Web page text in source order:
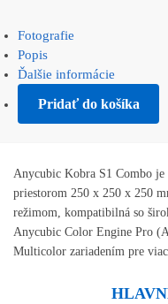
Fotografie
Popis
Ďalšie informácie
Pridať do košíka
Anycubic Kobra S1 Combo
priestorom 250 x 250 x 250
režimom, kompatibilná so
Anycubic Color Engine Pro
Multicolor zariadením pre